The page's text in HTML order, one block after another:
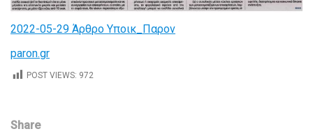
2022-05-29 Άρθρο Υποικ_Παρον
paron.gr
POST VIEWS: 972
Share